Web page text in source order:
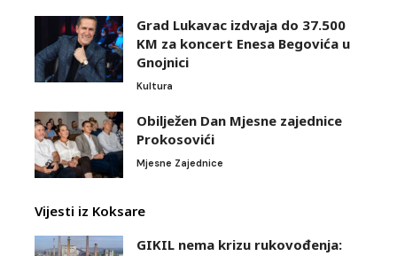
Grad Lukavac izdvaja do 37.500
KM za koncert Enesa Begovića u
Gnojnici
Kultura
Obilježen Dan Mjesne zajednice
Prokosovići
Mjesne Zajednice
Vijesti iz Koksare
GIKIL nema krizu rukovođenja: